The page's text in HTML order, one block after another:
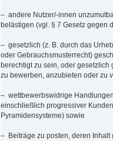
– andere Nutzer/-innen
belästigen (vgl. § 7 Gesetz gegen
– gesetzlich (z. B. durch das
oder Gebrauchsmusterrecht)
berechtigt zu sein, oder
zu bewerben, anzubieten oder zu
– wettbewerbswidrige
einschließlich progressiver
Pyramidensysteme) sowie
– Beiträge zu posten, deren Inhalt